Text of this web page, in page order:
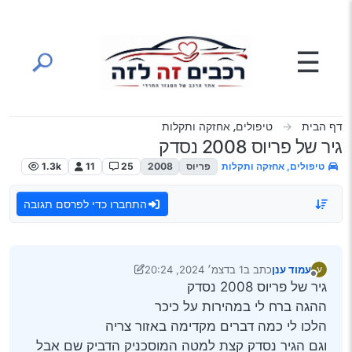
☰
דף הבית טיפולים, אחזקה ותקלות
גיר של פריוס 2008 נסדק
טיפולים, אחזקה ותקלות פריוס 2008
25
11
1.3k
התחברו כדי לפרסם תגובה
ע
מנותק
עמוד ענןכתב ב1 בדצמ׳ 2024, 20:24
נערך לאחרונה על ידי Klonimoos12 בינו׳ 2024, 21:20
גיר של פריוס 2008 נסדק
ההגה ברח לי במהירות על כיכר
הלכו לי כמה דברים מקדימה באזור צריה
וגם הגיר נסדק קצת למטה המוסכניק הדביק שם אבל